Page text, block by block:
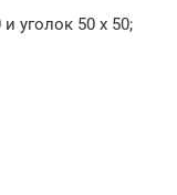
уголок 50 х 50;